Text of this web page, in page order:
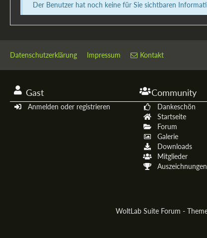
Der Benutzer hat noch keine für Sie sichtbaren
Datenschutzerklärung Impressum Kontakt
Gast
Anmelden oder registrieren
Community
Dankeschön
Startseite
Forum
Galerie
Downloads
Mitglieder
Auszeichnungen
WoltLab Suite Forum -